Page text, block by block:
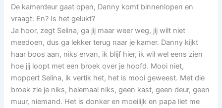
De kamerdeur gaat open, Danny komt binnenlopen en
vraagt: En? Is het gelukt?
Ja hoor, zegt Selina, ga jij maar weer weg, jij wilt niet
meedoen, dus ga lekker terug naar je kamer. Danny kijkt
haar boos aan, niks ervan, ik blijf hier, ik wil wel eens zien
hoe jij loopt met een broek over je hoofd. Mooi niet,
moppert Selina, ik vertik het, het is mooi geweest. Met die
broek zie je niks, helemaal niks, geen kast, geen deur, geen
muur, niemand. Het is donker en moeilijk en papa liet me